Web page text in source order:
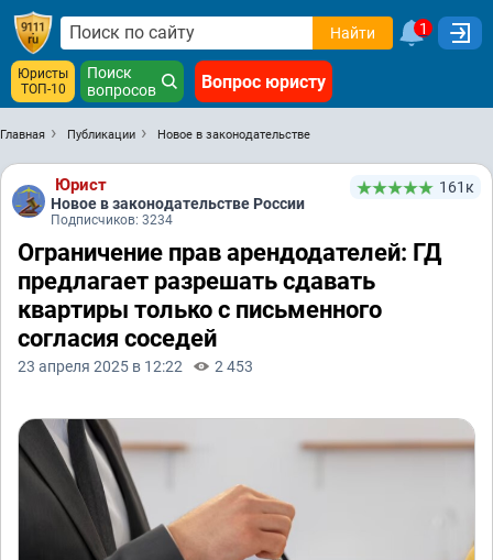
Найти 1
Юристы
ТОП-10
Поиск
вопросов
Вопрос юристу
Главная Публикации Новое в законодательстве
Юрист
Новое в законодательстве России
Подписчиков: 3234
161к
Ограничение прав арендодателей: ГД
предлагает разрешать сдавать
квартиры только с письменного
согласия соседей
23 апреля 2025 в 12:22 2 453